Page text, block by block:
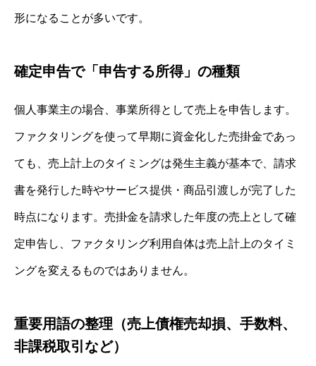
形になることが多いです。
確定申告で「申告する所得」の種類
個人事業主の場合、事業所得として売上を申告します。
ファクタリングを使って早期に資金化した売掛金であっ
ても、売上計上のタイミングは発生主義が基本で、請求
書を発行した時やサービス提供・商品引渡しが完了した
時点になります。売掛金を請求した年度の売上として確
定申告し、ファクタリング利用自体は売上計上のタイミ
ングを変えるものではありません。
重要用語の整理（売上債権売却損、手数料、
非課税取引など）